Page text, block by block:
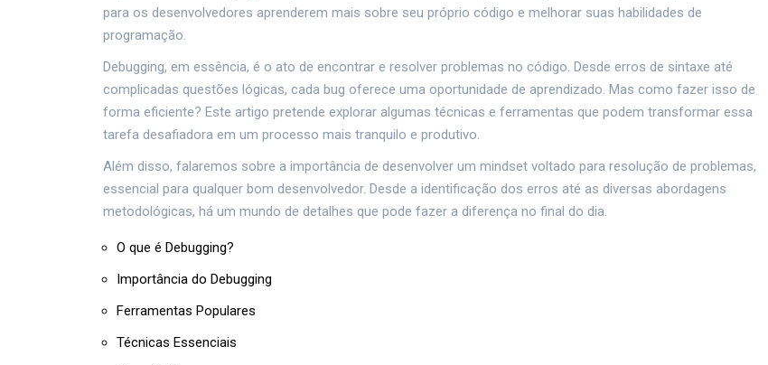
para os desenvolvedores aprenderem mais sobre seu próprio código e melhorar suas habilidades de
programação.
Debugging, em essência, é o ato de encontrar e resolver problemas no código. Desde erros de sintaxe até
complicadas questões lógicas, cada bug oferece uma oportunidade de aprendizado. Mas como fazer isso de
forma eficiente? Este artigo pretende explorar algumas técnicas e ferramentas que podem transformar essa
tarefa desafiadora em um processo mais tranquilo e produtivo.
Além disso, falaremos sobre a importância de desenvolver um mindset voltado para resolução de problemas,
essencial para qualquer bom desenvolvedor. Desde a identificação dos erros até as diversas abordagens
metodológicas, há um mundo de detalhes que pode fazer a diferença no final do dia.
O que é Debugging?
Importância do Debugging
Ferramentas Populares
Técnicas Essenciais